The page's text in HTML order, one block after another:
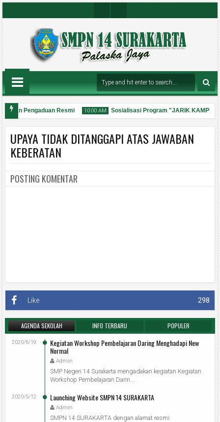
Gra
M
Be
Chan
Nel
Pengaduan Resmi 10:00 AM Sosialisasi Program "JARIK KAMPUH"
UPAYA TIDAK DITANGGAPI ATAS JAWABAN
KEBERATAN
POSTING KOMENTAR
298
Like
AGENDA SEKOLAH INFO TERBARU POPULER
Kegiatan Workshop Pembelajaran Daring Menghadapi New
Normal
Admin
2020/6/19
SMP Negeri 14 Surakarta mengadakan kegiatan Kegiatan
Workshop Pembelajaran Darin...
Launching Website SMPN 14 SURAKARTA
Admin
2020/5/12
SMPN 14 SURAKARTA dengan alamat resmi: